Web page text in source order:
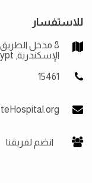
للاستفسار
8 مدخل
الإسكندرية, Alexandria, Egypt
15461
انضم لفريقنا